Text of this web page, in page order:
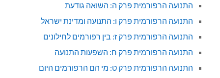
התנועה הרפורמית פרק ה: השואה גודעת
התנועה הרפורמית פרק ו: התנועה ומדינת ישראל
התנועה הרפורמית פרק ז: בין רפורמים לחילונים
התנועה הרפורמית פרק ח: השפעות התנועה
התנועה הרפורמית פרק ט: מי הם הרפורמים היום